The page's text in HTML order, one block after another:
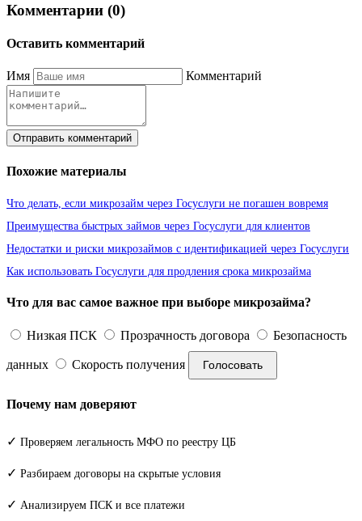
Комментарии (0)
Оставить комментарий
Имя Комментарий
Отправить комментарий
Похожие материалы
Что делать, если микрозайм через Госуслуги не погашен вовремя
Преимущества быстрых займов через Госуслуги для клиентов
Недостатки и риски микрозаймов с идентификацией через Госуслуги
Как использовать Госуслуги для продления срока микрозайма
Что для вас самое важное при выборе микрозайма?
Низкая ПСК Прозрачность договора Безопасность
данных Скорость получения Голосовать
Почему нам доверяют
✓ Проверяем легальность МФО по реестру ЦБ
✓ Разбираем договоры на скрытые условия
✓ Анализируем ПСК и все платежи